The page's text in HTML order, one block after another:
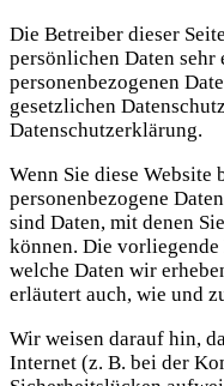
Die Betreiber dieser
persönlichen Daten
personenbezogenen
gesetzlichen
Datenschutzerklärung.
Wenn Sie diese Website
personenbezogene
sind Daten, mit denen
können. Die
welche Daten wir
erläutert auch, wie und
Wir weisen darauf hin,
Internet (z. B. bei der